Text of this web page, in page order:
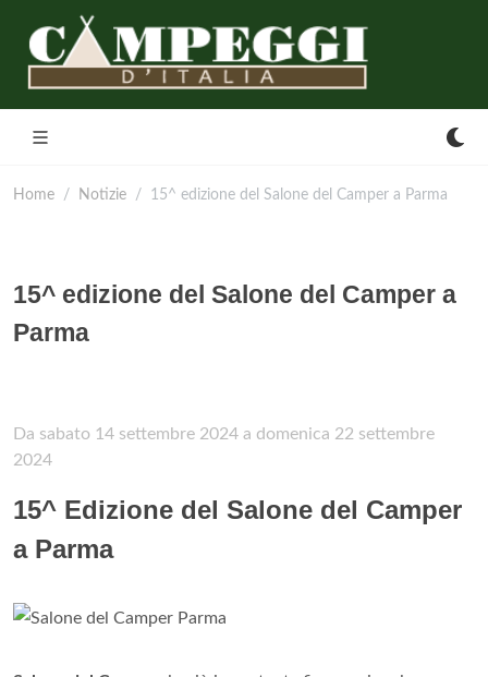
Home Notizie 15^ edizione del Salone del Camper a Parma
15^ edizione del Salone del Camper a
Parma
Da sabato 14 settembre 2024 a domenica 22 settembre
2024
15^ Edizione del Salone del Camper
a Parma